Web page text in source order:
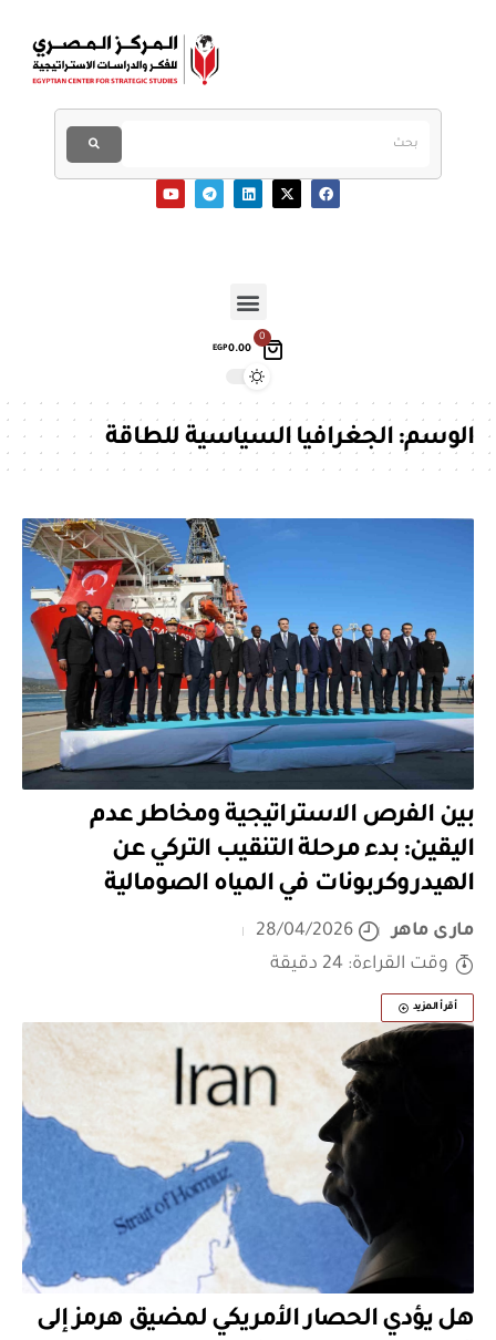
0
EGP0.00
الوسم:الجغرافيا السياسية للطاقة
بين الفرص الاستراتيجية ومخاطر عدم
اليقين: بدء مرحلة التنقيب التركي عن
الهيدروكربونات في المياه الصومالية
مارى ماهر
28/04/2026
وقت القراءة: 24 دقيقة
أقرأ المزيد
هل يؤدي الحصار الأمريكي لمضيق هرمز إلى